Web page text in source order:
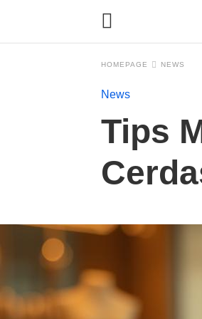
HOMEPAGE NEWS
News
Tips